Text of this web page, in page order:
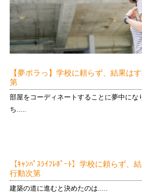
【夢ポラっ】学校に頼らず、結果は
第
部屋をコーディネートすることに夢中にな
ち.....
【ｷｬﾝﾊﾟｽﾗｲﾌﾚﾎﾟｰﾄ】学校に頼らず、
行動次第
建築の道に進むと決めたのは.....